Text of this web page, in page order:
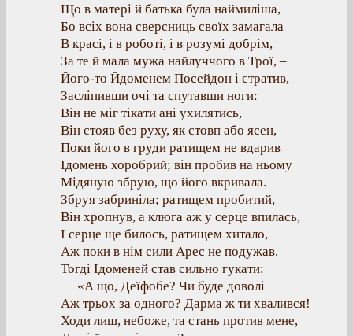
Що в матері й батька була наймиліша,
Бо всіх вона сверсниць своїх замагала
В красі, і в роботі, і в розумі добрім,
За те й мала мужа найлуччого в Трої, –
Його-то Йдоменем Посейдон і стратив,
Засліпивши очі та спутавши ноги:
Він не міг тікати ані ухилятись,
Він стояв без руху, як стовп або ясен,
Поки його в груди ратищем не вдарив
Ідомень хоробрий; він пробив на ньому
Мідяную збрую, що його вкривала.
Збруя забриніла; ратищем пробитий,
Він хропнув, а клюга аж у серце впилась,
І серце ще билось, ратищем хитало,
Аж поки в нім сили Арес не подужав.
Тогді Ідоменей став сильно гукати:
«А що, Деїфобе? Чи буде доволі
Аж трьох за одного? Дарма ж ти хвалився!
Ходи лиш, небоже, та стань против мене,